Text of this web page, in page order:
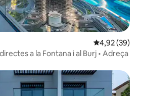
4,92 de
4,92 (39)
a la Fontana i al Burj • Adreça